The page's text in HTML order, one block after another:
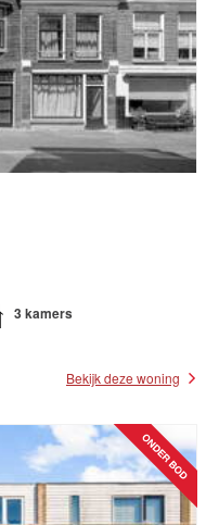
3 kamers
Bekijk deze woning